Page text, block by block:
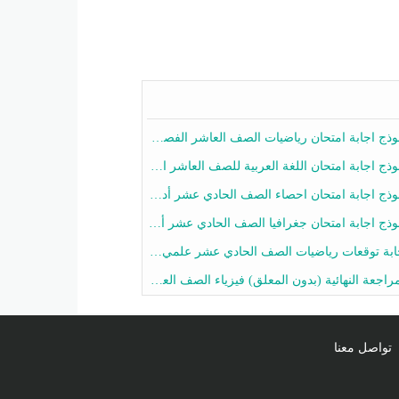
اجابة امتحان رياضيات الصف العاشر الفصل الثاني 2025-2026
اجابة امتحان اللغة العربية للصف العاشر الفصل الثاني 2025-2026
اجابة امتحان احصاء الصف الحادي عشر أدبي الفصل الثاني 2025-2026
اجابة امتحان جغرافيا الصف الحادي عشر أدبي الفصل الثاني 2025-2026
توقعات رياضيات الصف الحادي عشر علمي الفصل الثاني 2025-2026 أ عمرو فايز
النهائية (بدون المعلق) فيزياء الصف العاشر الفصل الثاني أ أحمد نبيه
تواصل معنا